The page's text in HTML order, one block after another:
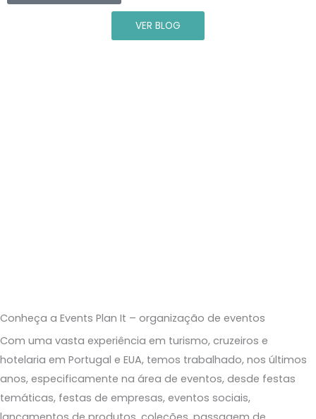
VER BLOG
Conheça a Events Plan It – organização de eventos
Com uma vasta experiência em turismo, cruzeiros e
hotelaria em Portugal e EUA, temos trabalhado, nos últimos
anos, especificamente na área de eventos, desde festas
temáticas, festas de empresas, eventos sociais,